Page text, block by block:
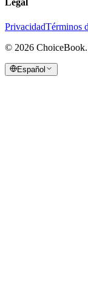
Legal
PrivacidadTérminos
© 2026 ChoiceBook.
Español